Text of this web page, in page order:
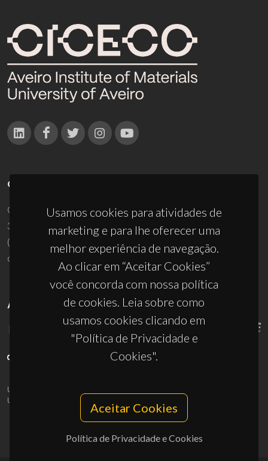
Usamos cookies para atividades de
marketing e para lhe oferecer uma
melhor experiência de navegação.
Ao clicar em “Aceitar Cookies”
você concorda com nossa política
de cookies. Leia sobre como
usamos cookies clicando em
"Política de Privacidade e
Cookies".
Aceitar Cookies
Política de Privacidade e Cookies
CONTACTOS
Campus Universitário de Santiago
3810-193 Aveiro - Portugal
(+351) 234 370 200
ciceco@ua.pt
APOIOS
UID/PRR/50011/2025
UID/PRR2/50011/2025
10.54499/UID/PRR2/50011/2025